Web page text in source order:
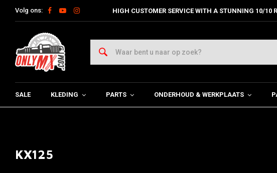
Volg ons: HIGH CUSTOMER SERVICE WITH A STUNNING 10/10
SALE KLEDING PARTS ONDERHOUD & WERKPLAATS
KX125